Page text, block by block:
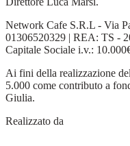
Network Cafe S.R.L - Via
01306520329 | REA: TS -
Capitale Sociale i.v.:
Ai fini della realizzazione
5.000 come contributo a
Giulia.
Realizzato da